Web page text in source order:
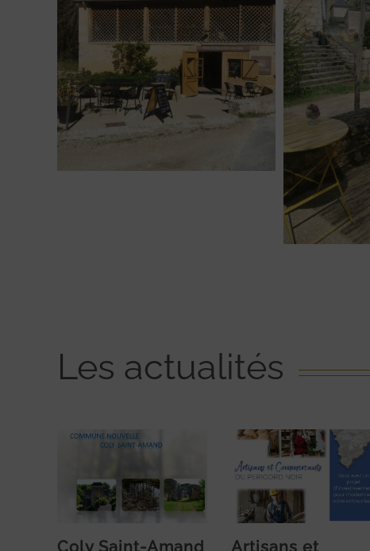
Les actualités